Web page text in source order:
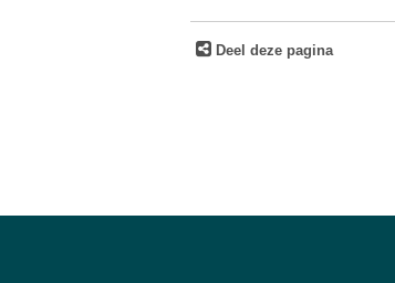
Deel deze pagina